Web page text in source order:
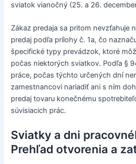
sviatok vianočný (25. a 26.
Zákaz predaja sa pritom nevzťahuje
predaj podľa prílohy č. 1a, čo
špecifické typy prevádzok, ktoré
počas niektorých sviatkov. Podľa §
práce, počas týchto určených dní
zamestnancovi nariadiť ani s ním
predaj tovaru konečnému
súvisiacich prác.
Sviatky a dni
Prehľad otvorenia a